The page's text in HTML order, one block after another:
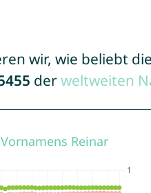
wir, wie beliebt
derweltweiten